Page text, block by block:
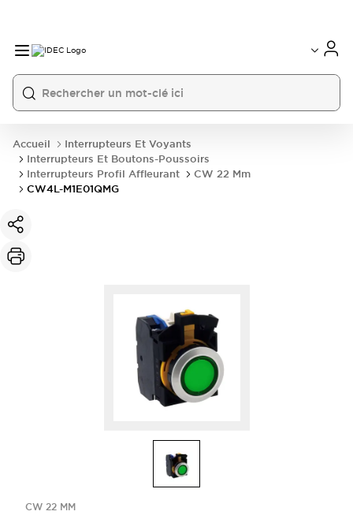
Accueil
Interrupteurs Et Voyants
Interrupteurs Et Boutons-Poussoirs
Interrupteurs Profil Affleurant
CW 22 Mm
CW4L-M1E01QMG
CW 22 MM